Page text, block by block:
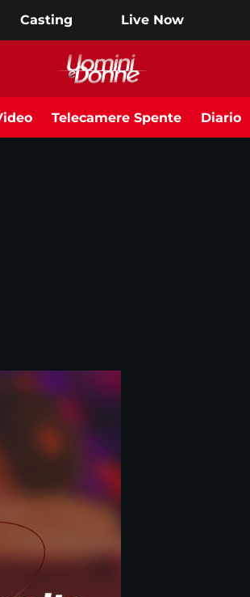
Casting Live Now
Telecamere Spente Diario